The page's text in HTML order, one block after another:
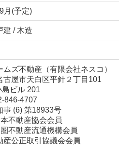
月(予定)
建 / 木造
ムズ不動産（有限会社ネスコ）
古屋市天白区平針２丁目101
ビル 201
846-4707
事 (6) 第18933号
不動産協会会員
不動産流通機構会員
産公正取引協議会会員